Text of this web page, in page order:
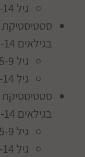
גיל 10-14 - כמות הרוגים 15
בגילאים 5-14 הינו 19 הרוגים
גיל 5-9 - כמות הרוגים 14
גיל 10-14 - כמות הרוגים 8
בגילאים 5-14 הינו 19 הרוגים
גיל 5-9 - כמות הרוגים 12
גיל 10-14 - כמות הרוגים 7